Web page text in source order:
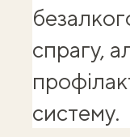
спрагу,
систему.